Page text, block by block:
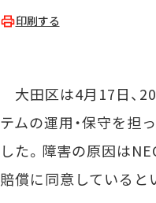
印刷する
大田区は4月17日、
テムの運用・保守を担
した。障害の原因は
賠償に同意していると